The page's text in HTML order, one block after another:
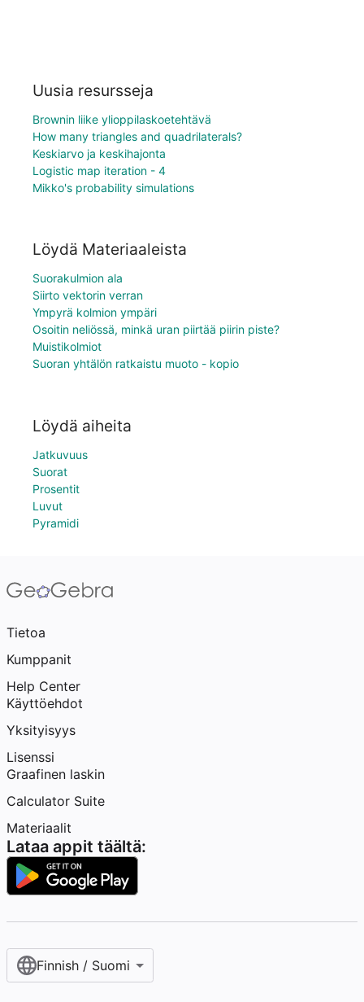
Uusia resursseja
Brownin liike ylioppilaskoetehtävä
How many triangles and quadrilaterals?
Keskiarvo ja keskihajonta
Logistic map iteration - 4
Mikko's probability simulations
Löydä Materiaaleista
Suorakulmion ala
Siirto vektorin verran
Ympyrä kolmion ympäri
Osoitin neliössä, minkä uran piirtää piirin piste?
Muistikolmiot
Suoran yhtälön ratkaistu muoto - kopio
Löydä aiheita
Jatkuvuus
Suorat
Prosentit
Luvut
Pyramidi
Tietoa
Kumppanit
Help Center
Käyttöehdot
Yksityisyys
Lisenssi
Graafinen laskin
Calculator Suite
Materiaalit
Lataa appit täältä:
Finnish / Suomi‎